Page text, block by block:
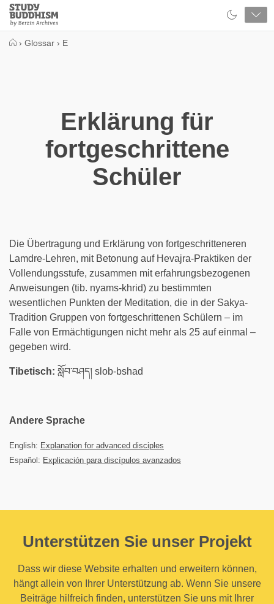
Close
Study
Buddhism
› Glossar › E
Erklärung für
fortgeschrittene
Schüler
Die Übertragung und Erklärung von fortgeschritteneren
Lamdre-Lehren, mit Betonung auf Hevajra-Praktiken der
Vollendungsstufe, zusammen mit erfahrungsbezogenen
Anweisungen (tib. nyams-khrid) zu bestimmten
wesentlichen Punkten der Meditation, die in der Sakya-
Tradition Gruppen von fortgeschrittenen Schülern – im
Falle von Ermächtigungen nicht mehr als 25 auf einmal –
gegeben wird.
Tibetisch: སློབ་བཤད། slob-bshad
Andere Sprache
English: Explanation for advanced disciples
Español: Explicación para discípulos avanzados
Unterstützen Sie unser Projekt
Dass wir diese Website erhalten und erweitern können,
hängt allein von Ihrer Unterstützung ab. Wenn Sie unsere
Beiträge hilfreich finden, unterstützen Sie uns mit Ihrer